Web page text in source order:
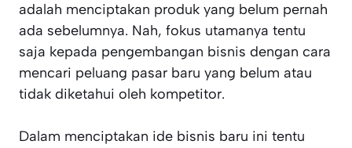
adalah menciptakan produk yang belum pernah
ada sebelumnya. Nah, fokus utamanya tentu
saja kepada pengembangan bisnis dengan cara
mencari peluang pasar baru yang belum atau
tidak diketahui oleh kompetitor.
Dalam menciptakan ide bisnis baru ini tentu